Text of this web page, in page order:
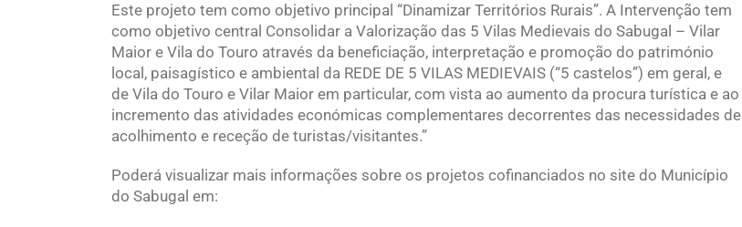
Este projeto tem como objetivo principal “Dinamizar Territórios Rurais”. A Intervenção tem
como objetivo central Consolidar a Valorização das 5 Vilas Medievais do Sabugal – Vilar
Maior e Vila do Touro através da beneficiação, interpretação e promoção do património
local, paisagístico e ambiental da REDE DE 5 VILAS MEDIEVAIS (“5 castelos”) em geral, e
de Vila do Touro e Vilar Maior em particular, com vista ao aumento da procura turística e ao
incremento das atividades económicas complementares decorrentes das necessidades de
acolhimento e receção de turistas/visitantes.”
Poderá visualizar mais informações sobre os projetos cofinanciados no site do Município
do Sabugal em: